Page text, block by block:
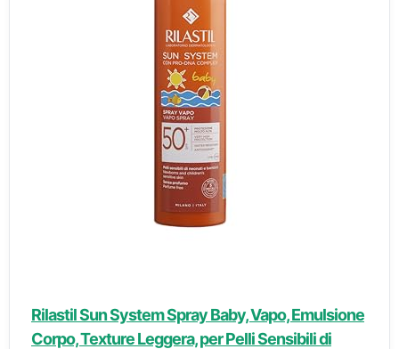
Rilastil Sun System Spray Baby, Vapo, Emulsione
Corpo, Texture Leggera, per Pelli Sensibili di